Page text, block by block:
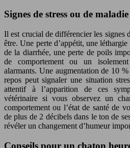
Signes de stress ou de
Il est crucial de différencier les signes
être. Une perte d’appétit, une
de la diarrhée, une perte de poils
de comportement ou un
alarmants. Une augmentation de 10
repos peut signaler une situation
attentif à l’apparition de ces
vétérinaire si vous observez un
comportement ou l’état de santé de
de plus de 2 décibels dans le ton de
révéler un changement d’humeur
Conseils pour un chaton